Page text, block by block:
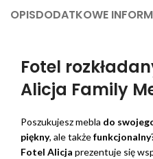
OPISDODATKOWE
Fotel
Alicja Family
Poszukujesz mebla do
piękny, ale takżefunkcjonalny
Fotel Alicja prezentuje się